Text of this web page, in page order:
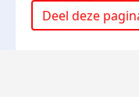
Deel deze